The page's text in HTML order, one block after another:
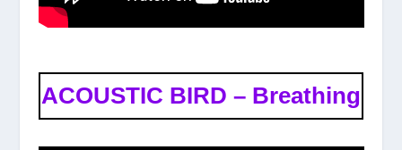
ACOUSTIC BIRD – Breathing